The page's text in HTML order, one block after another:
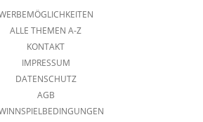
ALLE THEMEN A-Z
KONTAKT
IMPRESSUM
DATENSCHUTZ
AGB